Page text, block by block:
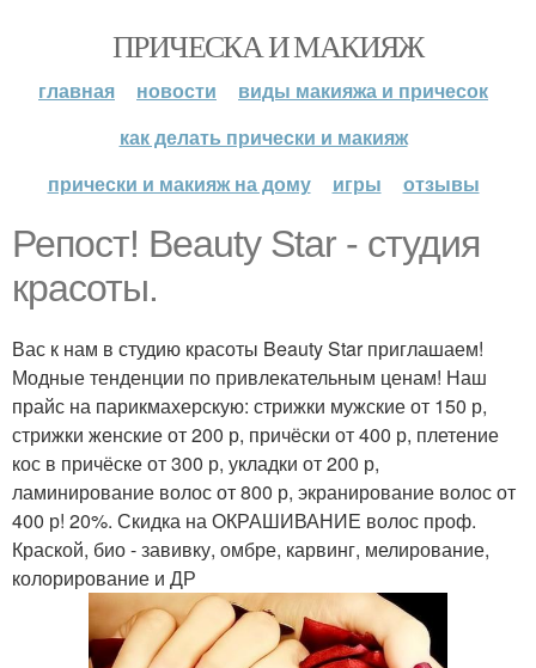
ПРИЧЕСКА И МАКИЯЖ
главная новости
виды макияжа и причесок
как делать прически и макияж
прически и макияж на дому
игры отзывы
Репост! Beauty Star - студия
красоты.
Вас к нам в студию красоты Beauty Star приглашаем!
Модные тенденции по привлекательным ценам! Наш
прайс на парикмахерскую: стрижки мужские от 150 р,
стрижки женские от 200 р, причёски от 400 р, плетение
кос в причёске от 300 р, укладки от 200 р,
ламинирование волос от 800 р, экранирование волос от
400 р! 20%. Скидка на ОКРАШИВАНИЕ волос проф.
Краской, био - завивку, омбре, карвинг, мелирование,
колорирование и ДР